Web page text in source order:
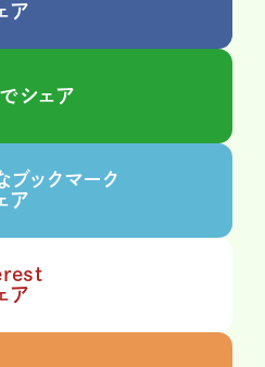
ア
シェア
ブックマーク
ア
ア